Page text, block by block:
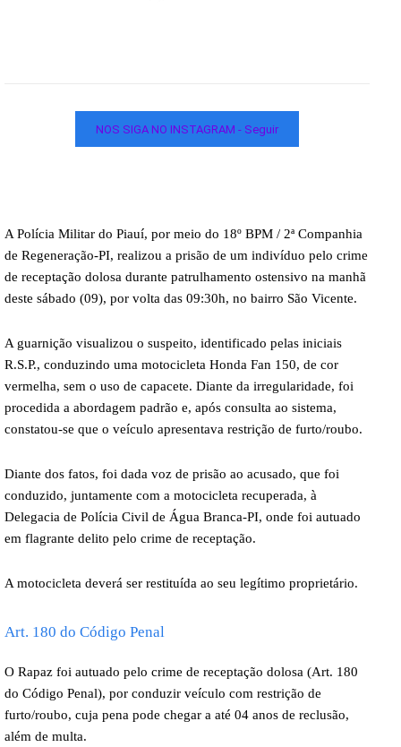
NOS SIGA NO INSTAGRAM - Seguir
A Polícia Militar do Piauí, por meio do 18º BPM / 2ª Companhia
de Regeneração-PI, realizou a prisão de um indivíduo pelo crime
de receptação dolosa durante patrulhamento ostensivo na manhã
deste sábado (09), por volta das 09:30h, no bairro São Vicente.
A guarnição visualizou o suspeito, identificado pelas iniciais
R.S.P., conduzindo uma motocicleta Honda Fan 150, de cor
vermelha, sem o uso de capacete. Diante da irregularidade, foi
procedida a abordagem padrão e, após consulta ao sistema,
constatou-se que o veículo apresentava restrição de furto/roubo.
Diante dos fatos, foi dada voz de prisão ao acusado, que foi
conduzido, juntamente com a motocicleta recuperada, à
Delegacia de Polícia Civil de Água Branca-PI, onde foi autuado
em flagrante delito pelo crime de receptação.
A motocicleta deverá ser restituída ao seu legítimo proprietário.
Art. 180 do Código Penal
O Rapaz foi autuado pelo crime de receptação dolosa (Art. 180
do Código Penal), por conduzir veículo com restrição de
furto/roubo, cuja pena pode chegar a até 04 anos de reclusão,
além de multa.